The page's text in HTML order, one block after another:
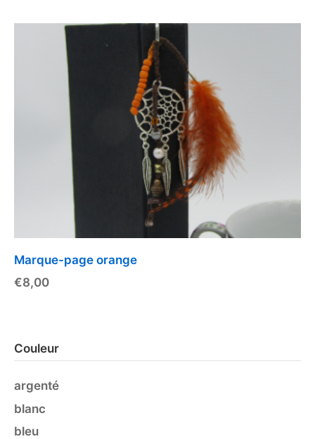
Marque-page orange
€8,00
Couleur
argenté
blanc
bleu